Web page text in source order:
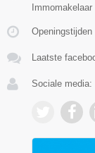
Immomakelaar
Openingstijden
Laatste
Sociale media: